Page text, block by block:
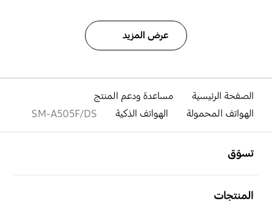
عرض المزيد
الصفحة الرئيسية
مساعدة ودعم المنتج
الهواتف المحمولة
الهواتف الذكية SM-A505F/DS
تسوّق
المنتجات